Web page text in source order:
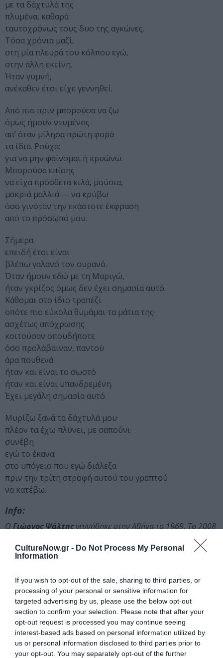
CultureNow.gr - Do Not Process My Personal
Information
If you wish to opt-out of the sale, sharing to third parties, or
processing of your personal or sensitive information for
targeted advertising by us, please use the below opt-out
section to confirm your selection. Please note that after your
opt-out request is processed you may continue seeing
interest-based ads based on personal information utilized by
us or personal information disclosed to third parties prior to
your opt-out. You may separately opt-out of the further
με τα δάχτυλά της
πλυμένα, καθαρά
ταυτοχρόνως τους δυο της αγκώνες.
Τόσα χρόνια μαζί,
στη μία πλευρά του κόλπου εγώ,
στην άλλη εκείνη.
Ήταν γυμνή,
ανέκαθεν έτσι είχε γεννηθεί.
Από πιο πριν μπορούσα να ζω
όμως ήμουν ντυμένος
απ’ όταν μίλησα πρώτη φορά
τα ίδια. Ρούχα:
για να μην φαίνομαι ή κρυώνω.
Μπορούσα επίσης
να είχα πρόσθετα κιλά, μούσια,
μακριά μαλλιά — να κρύβω
όσο γινόταν την εκάστοτε έκφραση
από το πρόσωπό μου.
Σήμερα
επειδή έτσι είναι
βλέπω γαλανό τον ουρανό.
Όταν ήμουν εδώ με τη Μαριγώ,
ήταν γκρίζος όμως δεν έχει σημασία αυτό.
Κάθομαι στο ίδιο τραπέζι
οπότε πιο εύκολα θυμάμαι τα μάτια της·
ασχέτως απόχρωσης
κοιτούσαν οπουδήποτε
όσο προλάβαιναν, παντού
άρα πουθενά
ήταν και είναι το σωστό
ήταν και είναι υπανδρεμένη.
Έχει μεγάλη σημασία αυτό.
Μυρίζω ξανά τα δάχτυλά μου·
πλέον τα έχω πλύνει, με σαπούνι·
συνέβη
εγώ το έκανα
στο υπόγειο που εγώ διάλεξα
πριν την τρίτη στροφή αυτού του γραπτού
να κατέβω.
Info:
Ο Γιώργος Ψάλτηςγεννήθηκε στην Αθήνα το 1969. Το 2008
εκδόθηκε η πρώτη ποιητική συλλογή του, «Επιστροφή στην
ενιαία χώρα» (Εκδόσεις Ίκαρος). Η δεύτερη, «Μη σκάψετε
παρακαλώ εδώ είναι θαμμένος ένας σκύλος», κυκλοφόρησε
Ελένες» (Ίκαρος). Έγραψε το λιμπρέτο για το λειτουργικό
δράμα «Η Ώρα του Μυστικού Δείπνου» του Φίλιππου
Τσαλαχούρη (πρώτη παρουσίαση Μουσείο Μπενάκη 2012)
και το θεατρικό έργο «Σπόροι παπαρούνας» (Εκδόσεις
Κουκούτσι, πρώτη παρουσίαση Αναλόγιο 2015).
www.gpsaltis.gr